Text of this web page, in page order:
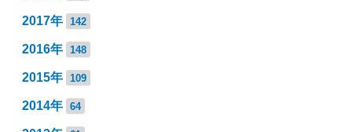
2017年 142
2016年 148
2015年 109
2014年 64